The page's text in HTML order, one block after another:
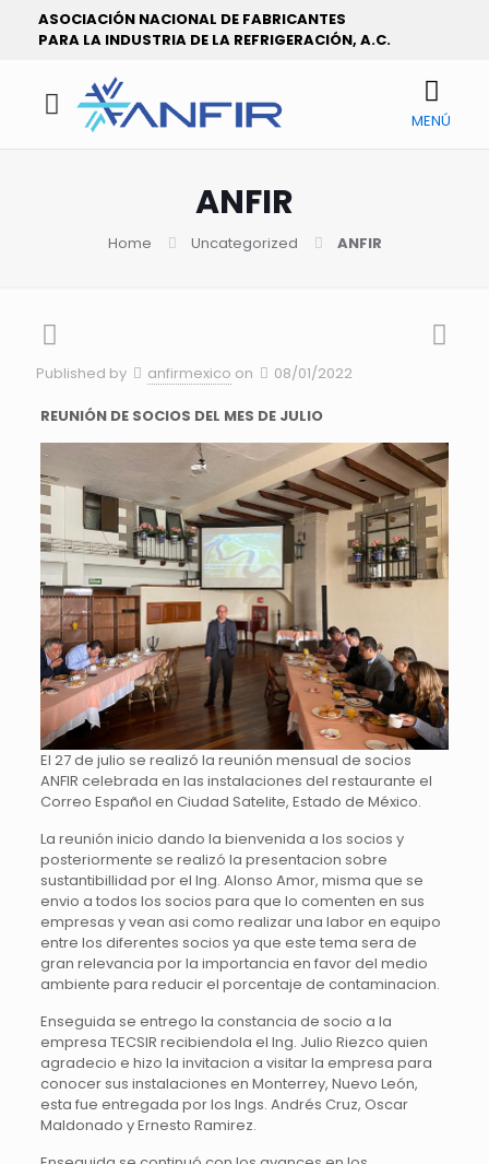
ASOCIACIÓN NACIONAL DE FABRICANTES
PARA LA INDUSTRIA DE LA REFRIGERACIÓN, A.C.
MENÚ
ANFIR
Home Uncategorized ANFIR
Published by anfirmexico on 08/01/2022
REUNIÓN DE SOCIOS DEL MES DE JULIO
El 27 de julio se realizó la reunión mensual de socios
ANFIR celebrada en las instalaciones del restaurante el
Correo Español en Ciudad Satelite, Estado de México.
La reunión inicio dando la bienvenida a los socios y
posteriormente se realizó la presentacion sobre
sustantibillidad por el Ing. Alonso Amor, misma que se
envio a todos los socios para que lo comenten en sus
empresas y vean asi como realizar una labor en equipo
entre los diferentes socios ya que este tema sera de
gran relevancia por la importancia en favor del medio
ambiente para reducir el porcentaje de contaminacion.
Enseguida se entrego la constancia de socio a la
empresa TECSIR recibiendola el Ing. Julio Riezco quien
agradecio e hizo la invitacion a visitar la empresa para
conocer sus instalaciones en Monterrey, Nuevo León,
esta fue entregada por los Ings. Andrés Cruz, Oscar
Maldonado y Ernesto Ramirez.